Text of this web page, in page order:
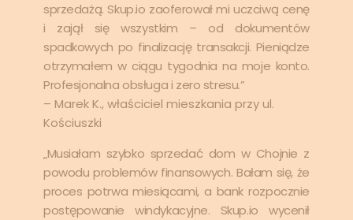
sprzedażą. Skup.io zaoferował mi uczciwą cenę
i zajął się wszystkim – od dokumentów
spadkowych po finalizację transakcji. Pieniądze
otrzymałem w ciągu tygodnia na moje konto.
Profesjonalna obsługa i zero stresu.”
– Marek K., właściciel mieszkania przy ul.
Kościuszki
„Musiałam szybko sprzedać dom w Chojnie z
powodu problemów finansowych. Bałam się, że
proces potrwa miesiącami, a bank rozpocznie
postępowanie windykacyjne. Skup.io wycenił